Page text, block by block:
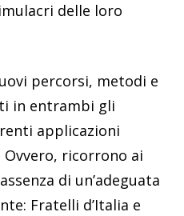
delle loro
percorsi, metodi e
in entrambi gli
applicazioni
ricorrono ai
di un’adeguata
Fratelli d’Italia e